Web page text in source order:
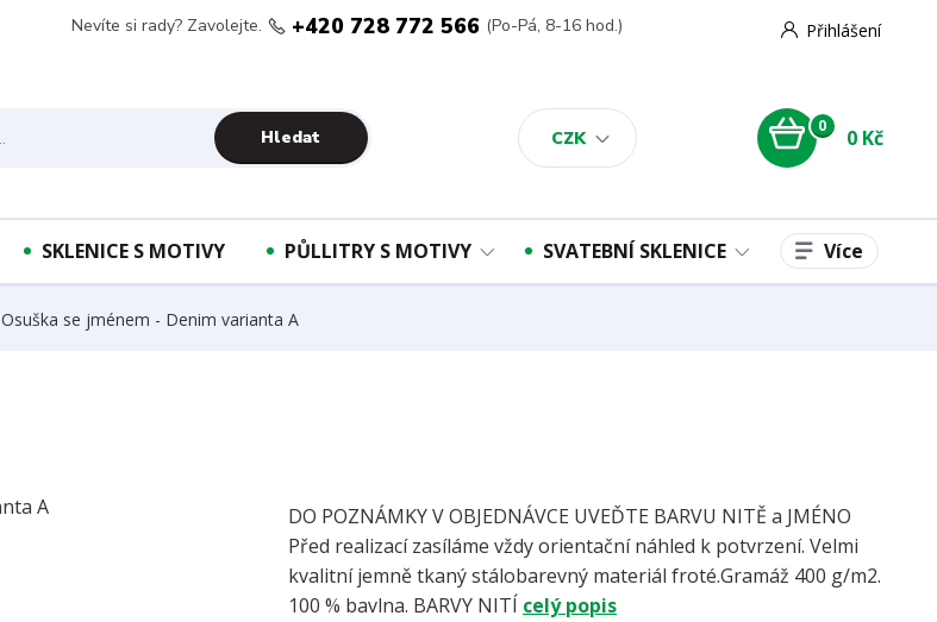
CZK
Přihlášení
Hledat
Nevíte si rady? Zavolejte. +420 728 772 566 (Po-Pá, 8-16 hod.)
0 0 Kč
SKLENICE S MOTIVY PŮLLITRY S MOTIVY SVATEBNÍ SKLENICE Více
Osuška se jménem - Denim varianta A
DO POZNÁMKY V OBJEDNÁVCE UVEĎTE BARVU NITĚ a JMÉNO
Před realizací zasíláme vždy orientační náhled k potvrzení. Velmi
kvalitní jemně tkaný stálobarevný materiál froté.Gramáž 400 g/m2.
100 % bavlna. BARVY NITÍ celý popis